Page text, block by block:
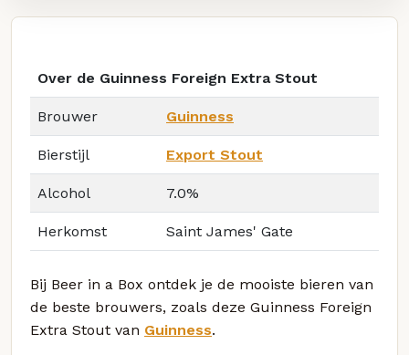
Over de Guinness Foreign Extra Stout
Brouwer Guinness
Bierstijl Export Stout
Alcohol 7.0%
Herkomst Saint James' Gate
Bij Beer in a Box ontdek je de mooiste bieren van
de beste brouwers, zoals deze Guinness Foreign
Extra Stout van Guinness.